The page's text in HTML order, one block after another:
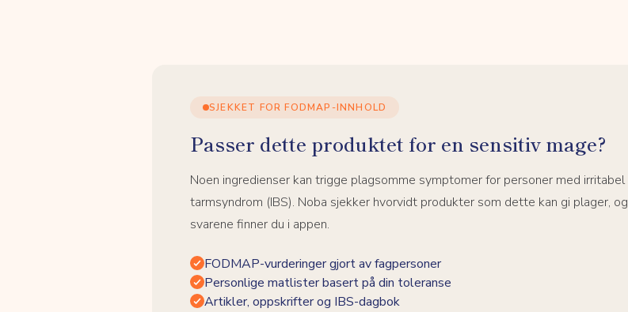
SJEKKET FOR FODMAP-INNHOLD
Passer dette produktet for en sensitiv mage?
Noen ingredienser kan trigge plagsomme symptomer for personer med irritabel
tarmsyndrom (IBS). Noba sjekker hvorvidt produkter som dette kan gi plager, og
svarene finner du i appen.
FODMAP-vurderinger gjort av fagpersoner
Personlige matlister basert på din toleranse
Artikler, oppskrifter og IBS-dagbok